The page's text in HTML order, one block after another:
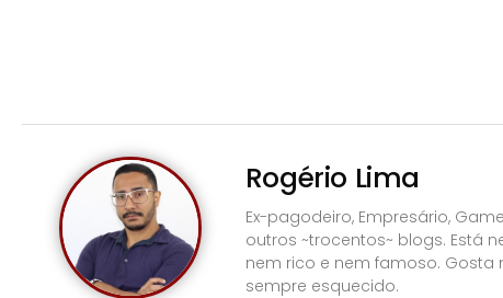
Rogério Lima
Ex-pagodeiro, Empresário,
outros ~trocentos~ blogs. Está
nem rico e nem famoso. Gosta
sempre esquecido.